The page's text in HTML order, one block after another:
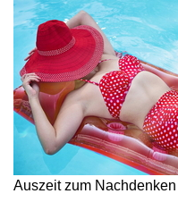
Auszeit zum Nachdenken